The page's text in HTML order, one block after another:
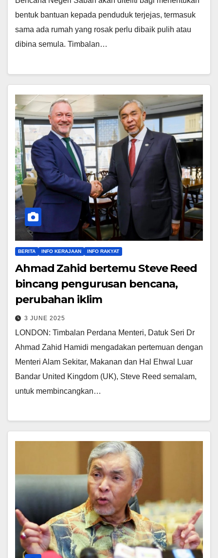
bentuk bantuan kepada penduduk terjejas, termasuk
sama ada rumah yang rosak perlu dibaik pulih atau
dibina semula. Timbalan…
BERITA INFO KERAJAAN INFO RAKYAT
Ahmad Zahid bertemu Steve Reed
bincang pengurusan bencana,
perubahan iklim
3 JUNE 2025
LONDON: Timbalan Perdana Menteri, Datuk Seri Dr
Ahmad Zahid Hamidi mengadakan pertemuan dengan
Menteri Alam Sekitar, Makanan dan Hal Ehwal Luar
Bandar United Kingdom (UK), Steve Reed semalam,
untuk membincangkan…